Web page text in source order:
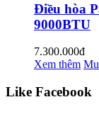
Điều hòa
9000BTU
7.300.000đ
Xem thêm
Like Facebook